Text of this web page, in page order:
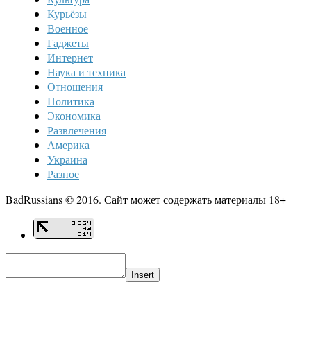
Курьёзы
Военное
Гаджеты
Интернет
Наука и техника
Отношения
Политика
Экономика
Развлечения
Америка
Украина
Разное
BadRussians © 2016. Сайт может содержать материалы 18+
Insert